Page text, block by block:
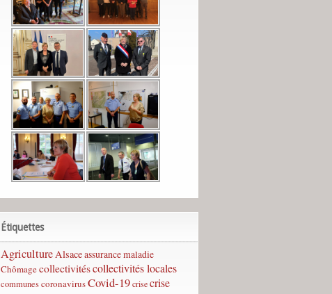
Étiquettes
Agriculture Alsaceassurance maladie
Chômagecollectivitéscollectivités locales
communescoronavirusCovid-19crisecrise